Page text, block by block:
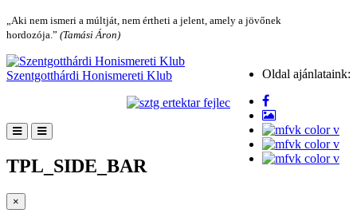
„Aki nem ismeri a múltját, nem értheti a jelent, amely a jövőnek
hordozója.” (Tamási Áron)
Oldal ajánlataink:
Szentgotthárdi Honismereti Klub
TPL_SIDE_BAR
×